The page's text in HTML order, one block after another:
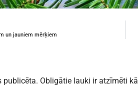
un jauniem mērķiem
publicēta. Obligātie lauki ir atzīmēti kā